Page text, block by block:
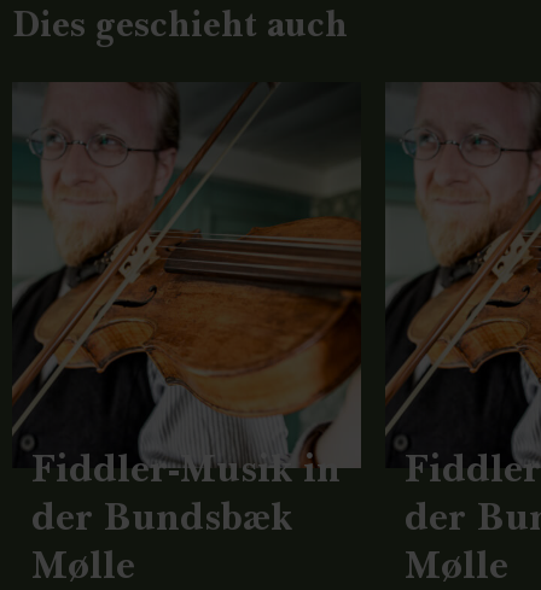
Dies geschieht auch
Fiddler-Musik in
der Bundsbæk
Mølle
der
Mølle